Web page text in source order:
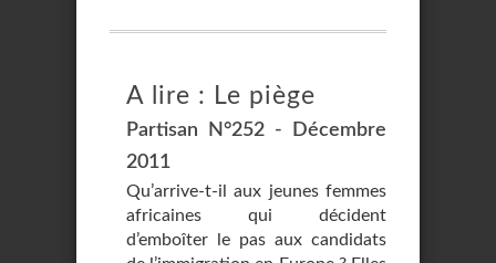
A lire : Le piège
Partisan N°252 - Décembre
2011
Qu’arrive-t-il aux jeunes femmes
africaines qui décident
d’emboîter le pas aux candidats